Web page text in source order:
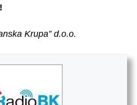
Krupa” d.o.o.